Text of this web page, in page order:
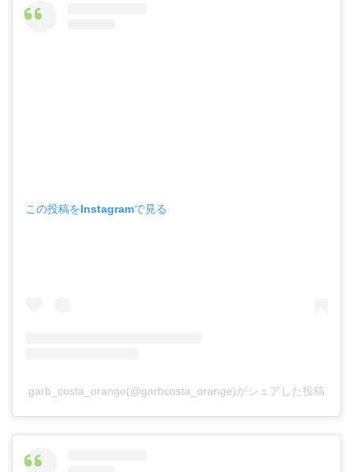
この投稿をInstagramで見る
garb_costa_orange(@garbcosta_orange)がシェアした投稿